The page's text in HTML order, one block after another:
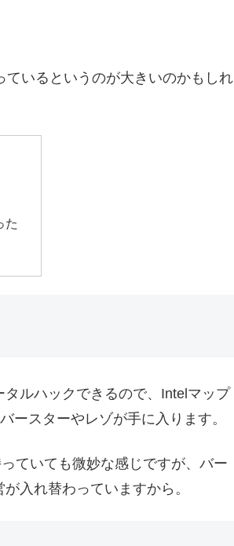
いるというのが大きいのかもしれ
た
ルハックできるので、Intelマップ
ースターやレゾが手に入ります。
ていても微妙な感じですが、バー
入れ替わっていますから。